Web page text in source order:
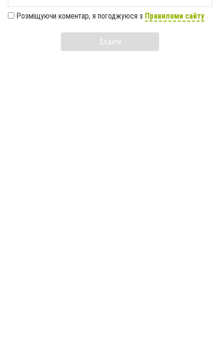
Розміщуючи коментар, я погоджуюся з Правилами сайту
Додати